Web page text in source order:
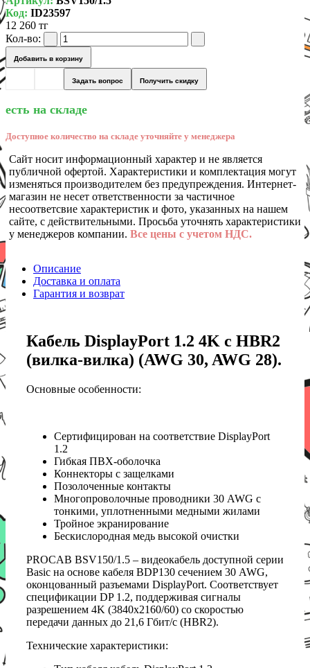
Код: ID23597
12 260 тг
Кол-во:
Добавить в корзину
Задать вопрос Получить скидку
есть на складе
Доступное количество на складе уточняйте у менеджера
Сайт носит информационный характер и не является
публичной офертой. Характеристики и комплектация могут
изменяться производителем без предупреждения. Интернет-
магазин не несет ответственности за частичное
несоответсвие характеристик и фото, указанных на нашем
сайте, с действительными. Просьба уточнять характеристики
у менеджеров компании. Все цены с учетом НДС.
Описание
Доставка и оплата
Гарантия и возврат
Кабель DisplayPort 1.2 4K c HBR2
(вилка-вилка) (AWG 30, AWG 28).
Основные особенности:
Сертифицирован на соответствие DisplayPort
1.2
Гибкая ПВХ-оболочка
Коннекторы с защелками
Позолоченные контакты
Многопроволочные проводники 30 AWG с
тонкими, уплотненными медными жилами
Тройное экранирование
Бескислородная медь высокой очистки
PROCAB BSV150/1.5 – видеокабель доступной серии
Basic на основе кабеля BDP130 сечением 30 AWG,
оконцованный разъемами DisplayPort. Соответствует
спецификации DP 1.2, поддерживая сигналы
разрешением 4K (3840x2160/60) cо скоростью
передачи данных до 21,6 Гбит/с (HBR2).
Технические характеристики: